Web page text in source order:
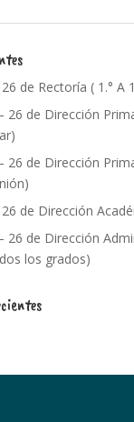
de Rectoría ( 1.° A
26 de Dirección
26 de Dirección
de Dirección
26 de Dirección
los grados)